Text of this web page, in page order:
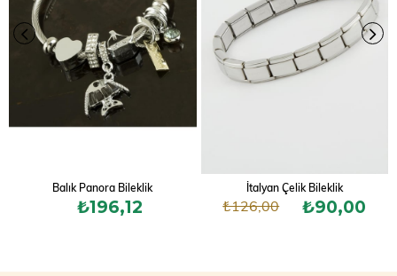
Balık Panora Bileklik
₺196,12
İtalyan Çelik Bileklik
₺90,00
₺126,00